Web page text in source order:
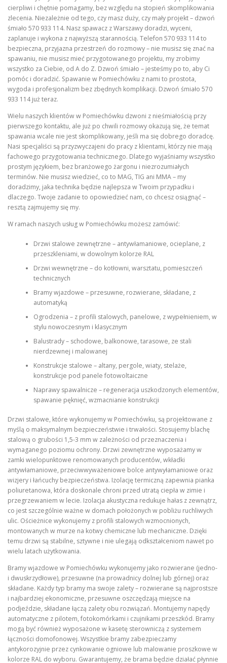
cierpliwi i chętnie pomagamy, bez względu na stopień skomplikowania
zlecenia. Niezależnie od tego, czy masz duży, czy mały projekt – dzwoń
śmiało 570 933 114. Nasz spawacz z Warszawy doradzi, wyceni,
zaplanuje i wykona z najwyższą starannością. Telefon 570 933 114 to
bezpieczna, przyjazna przestrzeń do rozmowy – nie musisz się znać na
spawaniu, nie musisz mieć przygotowanego projektu, my zrobimy
wszystko za Ciebie, od A do Z. Dzwoń śmiało – jesteśmy po to, aby Ci
pomóc i doradzić. Spawanie w Pomiechówku z nami to prostota,
wygoda i profesjonalizm bez zbędnych komplikacji. Dzwoń śmiało 570
933 114 już teraz.
Wielu naszych klientów w Pomiechówku dzwoni z nieśmiałością przy
pierwszego kontaktu, ale już po chwili rozmowy okazują się, że temat
spawania wcale nie jest skomplikowany, jeśli ma się dobrego doradcę.
Nasi specjaliści są przyzwyczajeni do pracy z klientami, którzy nie mają
fachowego przygotowania technicznego. Dlatego wyjaśniamy wszystko
prostym językiem, bez branżowego żargonu i niezrozumiałych
terminów. Nie musisz wiedzieć, co to MAG, TIG ani MMA – my
doradzimy, jaka technika będzie najlepsza w Twoim przypadku i
dlaczego. Twoje zadanie to opowiedzieć nam, co chcesz osiągnąć –
resztą zajmujemy się my.
W ramach naszych usług w Pomiechówku możesz zamówić:
Drzwi stalowe zewnętrzne – antywłamaniowe, ocieplane, z
przeszkleniami, w dowolnym kolorze RAL
Drzwi wewnętrzne – do kotłowni, warsztatu, pomieszczeń
technicznych
Bramy wjazdowe – przesuwne, rozwierane, składane, z
automatyką
Ogrodzenia – z profili stalowych, panelowe, z wypełnieniem, w
stylu nowoczesnym i klasycznym
Balustrady – schodowe, balkonowe, tarasowe, ze stali
nierdzewnej i malowanej
Konstrukcje stalowe – altany, pergole, wiaty, stelaże,
konstrukcje pod panele fotowoltaiczne
Naprawy spawalnicze – regeneracja uszkodzonych elementów,
spawanie pęknięć, wzmacnianie konstrukcji
Drzwi stalowe, które wykonujemy w Pomiechówku, są projektowane z
myślą o maksymalnym bezpieczeństwie i trwałości. Stosujemy blachę
stalową o grubości 1,5-3 mm w zależności od przeznaczenia i
wymaganego poziomu ochrony. Drzwi zewnętrzne wyposażamy w
zamki wielopunktowe renomowanych producentów, wkładki
antywłamaniowe, przeciwwyważeniowe bolce antywyłamaniowe oraz
wizjery i łańcuchy bezpieczeństwa. Izolację termiczną zapewnia pianka
poliuretanowa, która doskonale chroni przed utratą ciepła w zimie i
przegrzewaniem w lecie. Izolacja akustyczna redukuje hałas z zewnątrz,
co jest szczególnie ważne w domach położonych w pobliżu ruchliwych
ulic. Ościeżnice wykonujemy z profili stalowych wzmocnionych,
montowanych w murze na kotwy chemiczne lub mechaniczne. Dzięki
temu drzwi są stabilne, sztywne i nie ulegają odkształceniom nawet po
wielu latach użytkowania.
Bramy wjazdowe w Pomiechówku wykonujemy jako rozwierane (jedno-
i dwuskrzydłowe), przesuwne (na prowadnicy dolnej lub górnej) oraz
składane. Każdy typ bramy ma swoje zalety – rozwierane są najprostsze
i najbardziej ekonomiczne, przesuwne oszczędzają miejsce na
podjeździe, składane łączą zalety obu rozwiązań. Montujemy napędy
automatyczne z pilotem, fotokomórkami i czujnikami przeszkód. Bramy
mogą być również wyposażone w kasetę sterowniczą z systemem
łączności domofonowej. Wszystkie bramy zabezpieczamy
antykorozyjnie przez cynkowanie ogniowe lub malowanie proszkowe w
kolorze RAL do wyboru. Gwarantujemy, że brama będzie działać płynnie